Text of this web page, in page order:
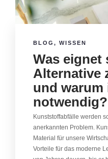
BLOG , WISSEN
Was eignet
Alternative
und warum
notwendig?
Kunststoffabfälle werden
anerkannten Problem.
Material für unsere
Vorteile für das moderne